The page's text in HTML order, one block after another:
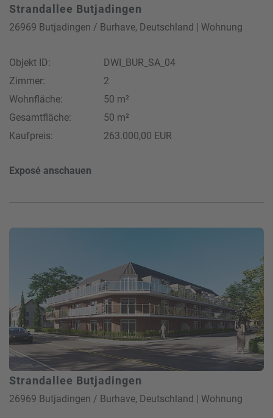
Strandallee Butjadingen
26969 Butjadingen / Burhave, Deutschland | Wohnung
Objekt ID:
DWI_BUR_SA_04
Zimmer:
2
Wohnfläche:
50 m²
Gesamtfläche:
50 m²
Kaufpreis:
263.000,00 EUR
Exposé anschauen
Strandallee Butjadingen
26969 Butjadingen / Burhave, Deutschland | Wohnung